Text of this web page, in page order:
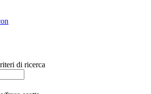
di ricerca